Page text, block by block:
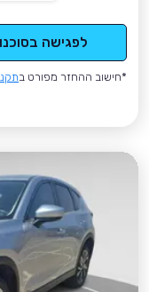
לפגישה
*חישוב ההחזר מפורט ב